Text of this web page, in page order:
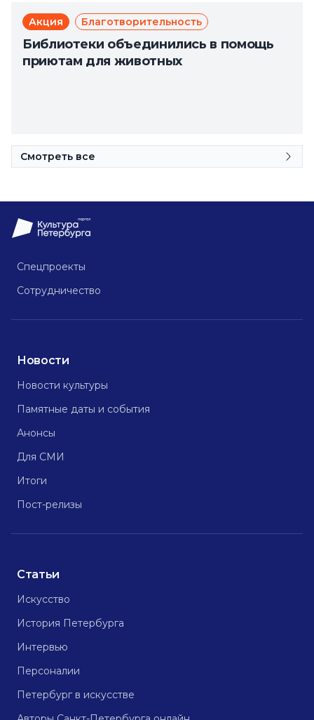
Акция Благотворительность
Библиотеки объединились в помощь
приютам для животных
Смотреть все
Спецпроекты
Сотрудничество
Новости
Новости культуры
Памятные даты и события
Анонсы
Для СМИ
Итоги
Пост-релизы
Статьи
Искусство
История Петербурга
Интервью
Персоналии
Петербург в искусстве